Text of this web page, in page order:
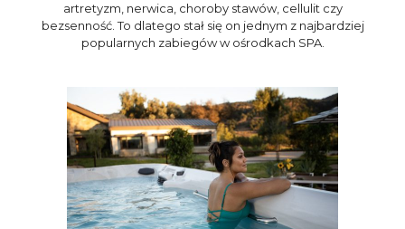
artretyzm, nerwica, choroby stawów, cellulit czy
bezsenność. To dlatego stał się on jednym z najbardziej
popularnych zabiegów w ośrodkach SPA.